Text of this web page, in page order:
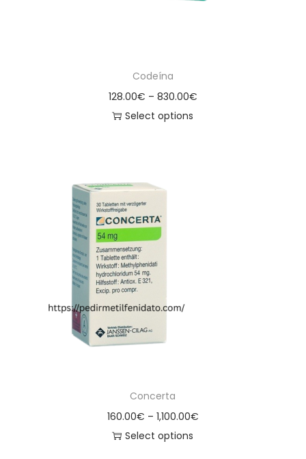
Codeína
128.00€ – 830.00€
Select options
Concerta
160.00€ – 1,100.00€
Select options